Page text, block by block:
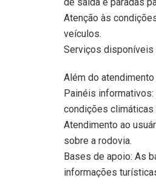
Atenção às
veículos.
Serviços
Além do
Painéis
condições
Atendimento ao
sobre a rodovia.
Bases de apoio: As
informações